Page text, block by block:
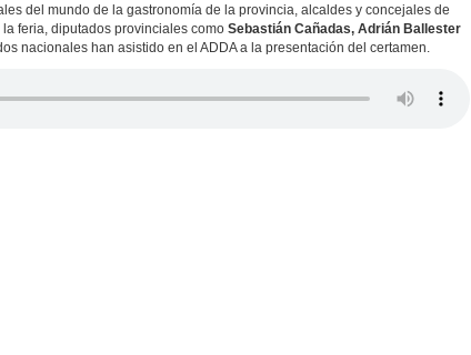
del mundo de la gastronomía de la provincia, alcaldes y concejales de
feria, diputados provinciales como Sebastián Cañadas, Adrián Ballester
nacionales han asistido en el ADDA a la presentación del certamen.